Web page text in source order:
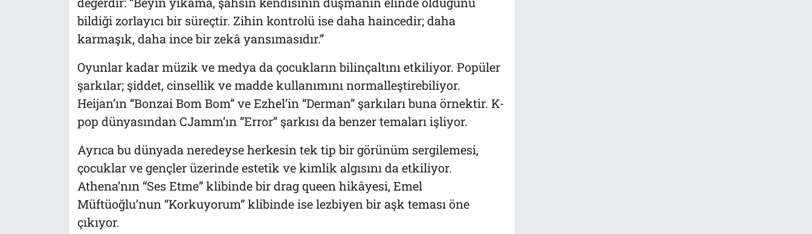
bildiği zorlayıcı bir süreçtir. Zihin kontrolü ise daha haincedir; daha
karmaşık, daha ince bir zekâ yansımasıdır.”
Oyunlar kadar müzik ve medya da çocukların bilinçaltını etkiliyor. Popüler
şarkılar; şiddet, cinsellik ve madde kullanımını normalleştirebiliyor.
Heijan’ın “Bonzai Bom Bom” ve Ezhel’in “Derman” şarkıları buna örnektir. K-
pop dünyasından CJamm’ın “Error” şarkısı da benzer temaları işliyor.
Ayrıca bu dünyada neredeyse herkesin tek tip bir görünüm sergilemesi,
çocuklar ve gençler üzerinde estetik ve kimlik algısını da etkiliyor.
Athena’nın “Ses Etme” klibinde bir drag queen hikâyesi, Emel
Müftüoğlu’nun “Korkuyorum” klibinde ise lezbiyen bir aşk teması öne
çıkıyor.